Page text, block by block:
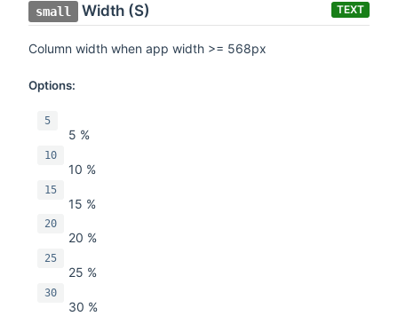
small Width (S) TEXT
Column width when app width >= 568px
Options:
5
5 %
10
10 %
15
15 %
20
20 %
25
25 %
30
30 %